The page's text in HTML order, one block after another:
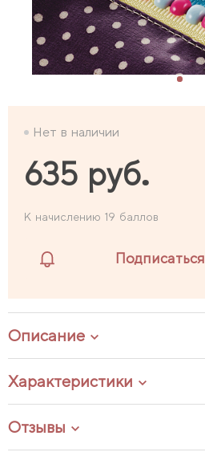
Нет в наличии
635 руб.
К начислению 19 баллов
Подписаться
Описание
Характеристики
Отзывы